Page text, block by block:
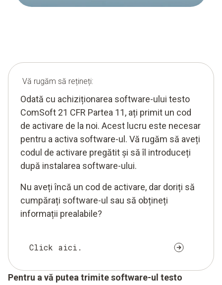
Vă rugăm să rețineți:
Odată cu achiziționarea software-ului testo
ComSoft 21 CFR Partea 11, ați primit un cod
de activare de la noi. Acest lucru este necesar
pentru a activa software-ul. Vă rugăm să aveți
codul de activare pregătit și să îl introduceți
după instalarea software-ului.
Nu aveți încă un cod de activare, dar doriți să
cumpărați software-ul sau să obțineți
informații prealabile?
Click aici.
Pentru a vă putea trimite software-ul testo